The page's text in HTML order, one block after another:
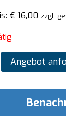
€16,00 zzgl.
Angebot